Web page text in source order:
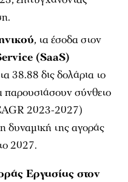
, τα έσοδα στον
(SaaS)
38.88 δις δολάρια το
παρουσιάσουν σύνθετο
2023-2027)
δυναμική της αγοράς
2027.
Εργασίας στον